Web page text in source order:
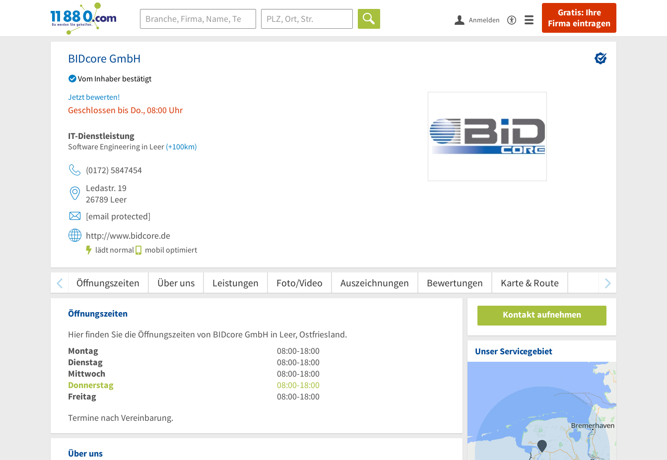
11880.com
Gratis: Ihre
Firma eintragen
Anmelden
BIDcore GmbH
Vom Inhaber bestätigt
Jetzt bewerten!
Geschlossen bis Do., 08:00 Uhr
IT-Dienstleistung
Software Engineering in Leer (+100km)
(0172) 5847454
Ledastr. 19
26789 Leer
[email protected]
http://www.bidcore.de
lädt normal mobil optimiert
Öffnungszeiten Über uns Leistungen Foto/Video Auszeichnungen Bewertungen Karte & Route
Öffnungszeiten
Hier finden Sie die Öffnungszeiten von BIDcore GmbH in Leer, Ostfriesland.
Montag
8
Uhr
bis
18
Uhr
08:00-18:00
Dienstag
8
Uhr
bis
18
08:00-18:00
Mittwoch
8
Uhr
bis
08:00-18:00
Donnerstag
8
Uhr
08:00-18:00
Freitag
8
08:00-18:00
Termine nach Vereinbarung.
Über uns
Kontakt aufnehmen
Unser Servicegebiet